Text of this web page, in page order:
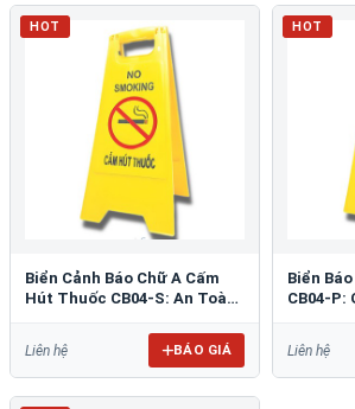
HOT
Biển Cảnh Báo Chữ A Cấm
Hút Thuốc CB04-S: An Toàn
Liên hệ BÁO GIÁ
HOT
Biển
CB04-P:
Liên hệ